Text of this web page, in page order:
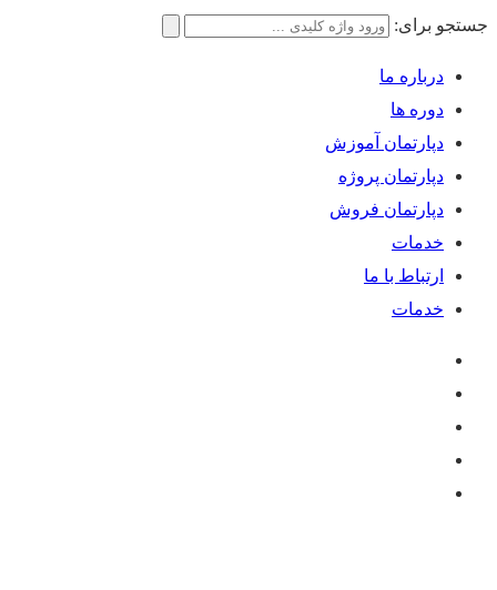
جستجو برای:
درباره ما
دوره ها
دپارتمان آموزش
دپارتمان پروژه
دپارتمان فروش
خدمات
ارتباط با ما
خدمات